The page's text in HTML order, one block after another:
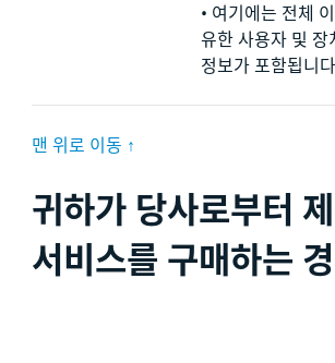
• 여기에는 전체
유한 사용자 및 장
정보가 포함됩니
맨 위로 이동 ↑
귀하가 당사로부터
서비스를 구매하는